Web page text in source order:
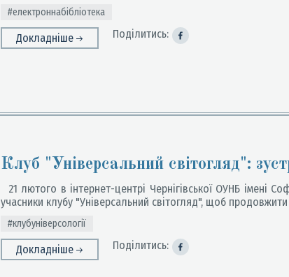
#електроннабібліотека
Докладніше Поділитись:
Клуб "Універсальний світогляд":
21 лютого в інтернет-центрі Чернігівської ОУНБ імені
учасники клубу "Універсальний світогляд", щоб
#клубуніверсології
Докладніше Поділитись: